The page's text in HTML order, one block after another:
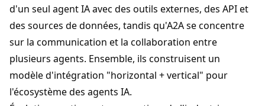
d'un seul agent IA avec des outils externes, des API et
des sources de données, tandis qu'A2A se concentre
sur la communication et la collaboration entre
plusieurs agents. Ensemble, ils construisent un
modèle d'intégration "horizontal + vertical" pour
l'écosystème des agents IA.